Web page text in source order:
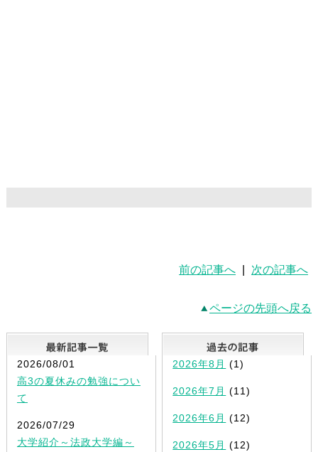
前の記事へ 次の記事へ
ページの先頭へ戻る
最新記事一覧
2026/08/01
高3の夏休みの勉強につい
て
2026/07/29
大学紹介～法政大学編～
2026年8月 (1)
2026年7月 (11)
2026年6月 (12)
2026年5月 (12)